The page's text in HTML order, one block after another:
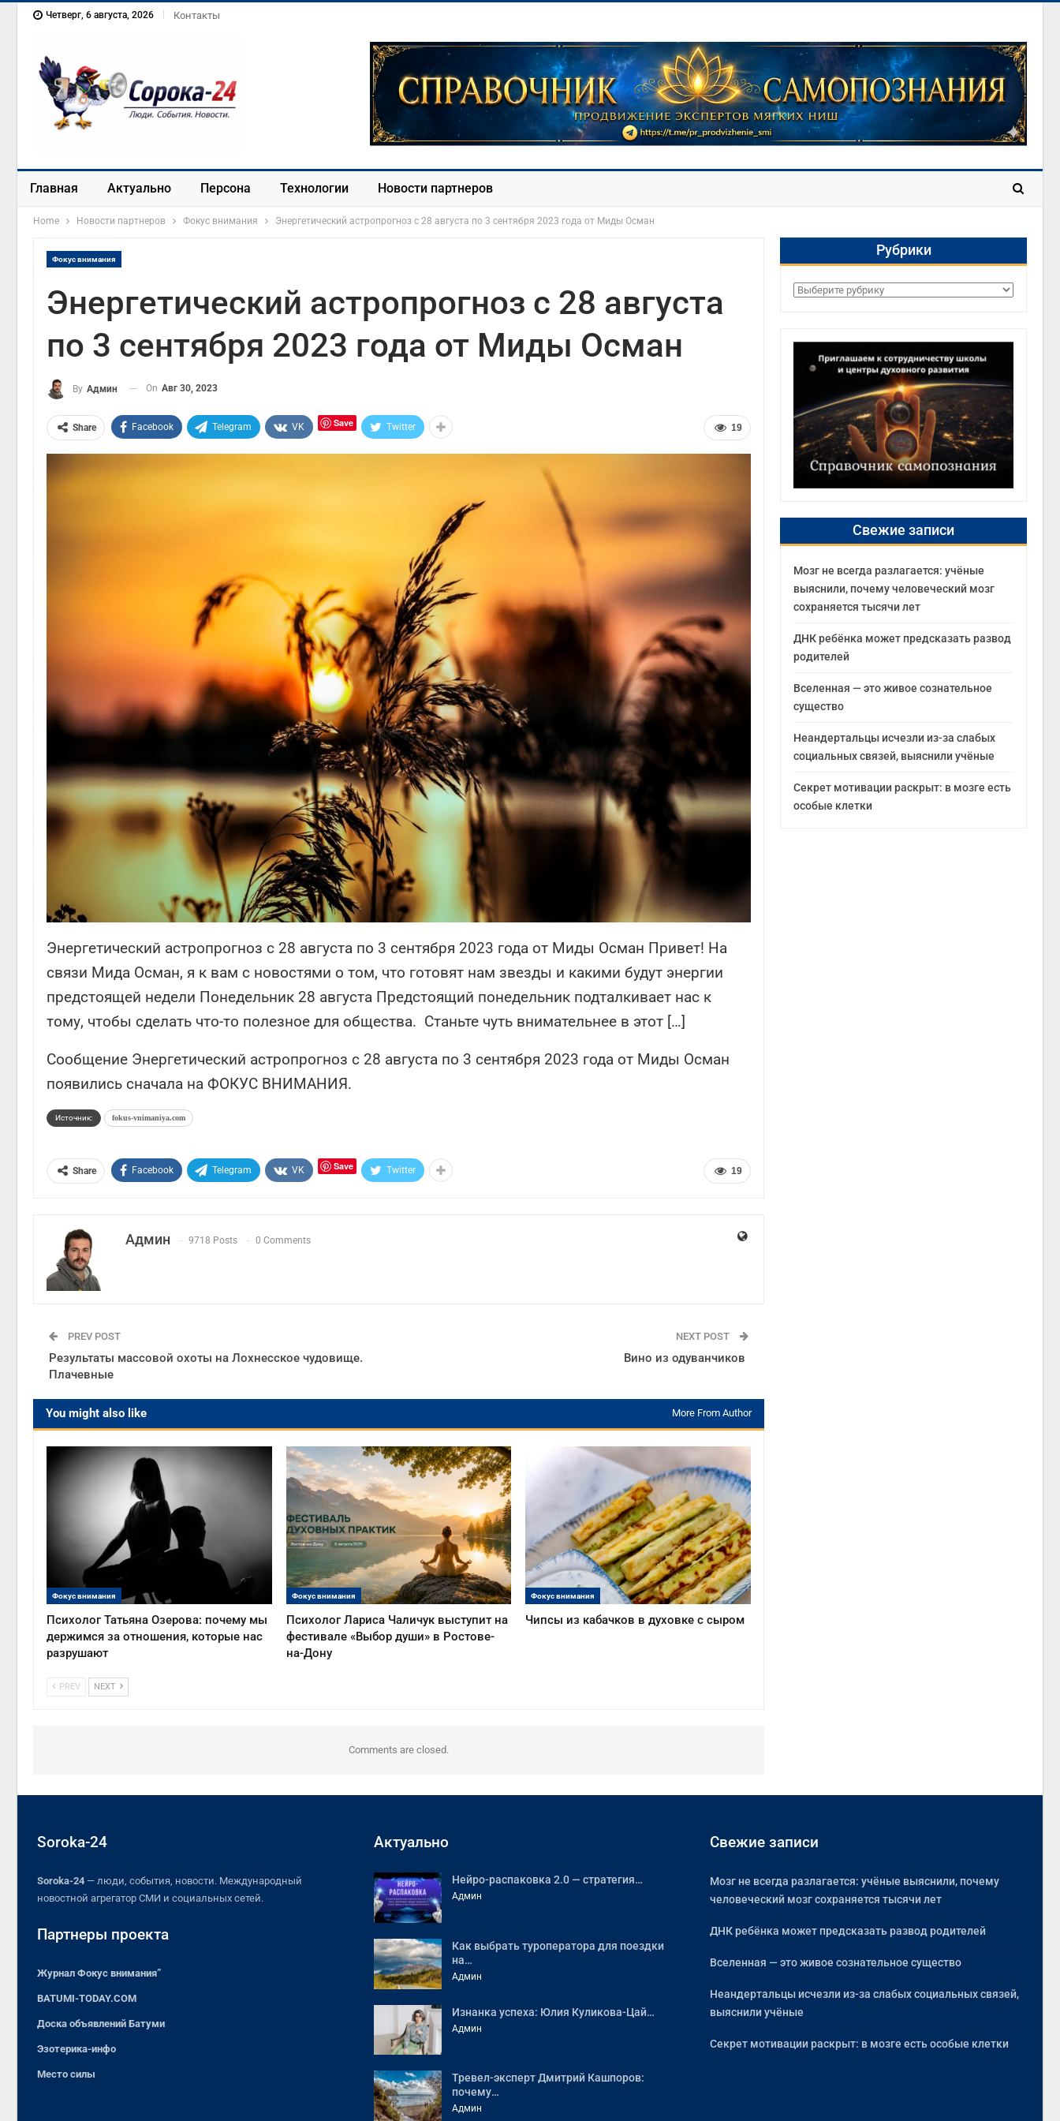
Четверг, 6 августа, 2026 Контакты
Главная Актуально Персона Технологии Новости партнеров
Home Новости партнеров Фокус внимания Энергетический астропрогноз с 28 августа по 3 сентября 2023 года от Миды Осман
Фокус внимания
Энергетический астропрогноз с 28 августа
по 3 сентября 2023 года от Миды Осман
By Админ On Авг 30, 2023
19
Share Facebook Telegram VK Save Twitter
Энергетический астропрогноз с 28 августа по 3 сентября 2023 года от Миды Осман Привет! На
связи Мида Осман, я к вам с новостями о том, что готовят нам звезды и какими будут энергии
предстоящей недели Понедельник 28 августа Предстоящий понедельник подталкивает нас к
тому, чтобы сделать что-то полезное для общества. Станьте чуть внимательнее в этот […]
Сообщение Энергетический астропрогноз с 28 августа по 3 сентября 2023 года от Миды Осман
появились сначала на ФОКУС ВНИМАНИЯ.
Источник: fokus-vnimaniya.com
19
Share Facebook Telegram VK Save Twitter
Админ 9718 Posts 0 Comments
PREV POST
Результаты массовой охоты на Лохнесское чудовище.
Плачевные
NEXT POST
Вино из одуванчиков
You might also like More From Author
Фокус внимания
Психолог Татьяна Озерова: почему мы
держимся за отношения, которые нас
разрушают
Фокус внимания
Психолог Лариса Чаличук выступит на
фестивале «Выбор души» в Ростове-
на-Дону
Фокус внимания
Чипсы из кабачков в духовке с сыром
PREV NEXT
Comments are closed.
Рубрики
Рубрики
Свежие записи
Мозг не всегда разлагается: учёные
выяснили, почему человеческий мозг
сохраняется тысячи лет
ДНК ребёнка может предсказать развод
родителей
Вселенная — это живое сознательное
существо
Неандертальцы исчезли из-за слабых
социальных связей, выяснили учёные
Секрет мотивации раскрыт: в мозге есть
особые клетки
Soroka-24
Soroka-24 — люди, события, новости. Международный
новостной агрегатор СМИ и социальных сетей.
Партнеры проекта
Журнал Фокус внимания”
BATUMI-TODAY.COM
Доска объявлений Батуми
Эзотерика-инфо
Место силы
Актуально
Нейро-распаковка 2.0 — стратегия…
Админ
Как выбрать туроператора для поездки
на…
Админ
Изнанка успеха: Юлия Куликова-Цай…
Админ
Тревел-эксперт Дмитрий Кашпоров:
почему…
Админ
Свежие записи
Мозг не всегда разлагается: учёные выяснили, почему
человеческий мозг сохраняется тысячи лет
ДНК ребёнка может предсказать развод родителей
Вселенная — это живое сознательное существо
Неандертальцы исчезли из-за слабых социальных связей,
выяснили учёные
Секрет мотивации раскрыт: в мозге есть особые клетки